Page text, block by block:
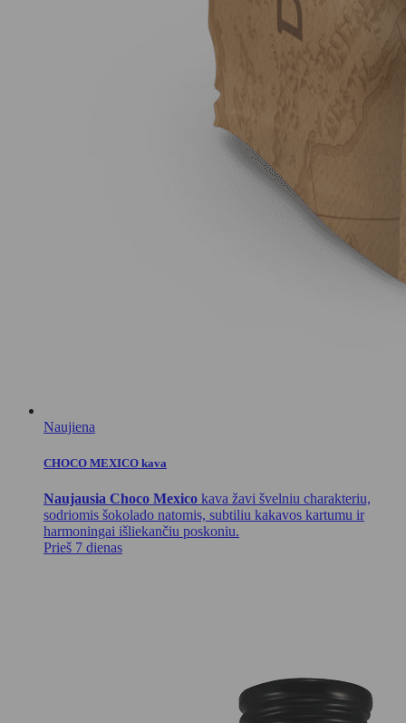
Naujiena
CHOCO MEXICO kava
Naujausia Choco Mexico kava žavi švelniu charakteriu,
sodriomis šokolado natomis, subtiliu kakavos kartumu ir
harmoningai išliekančiu poskoniu.
Prieš 7 dienas